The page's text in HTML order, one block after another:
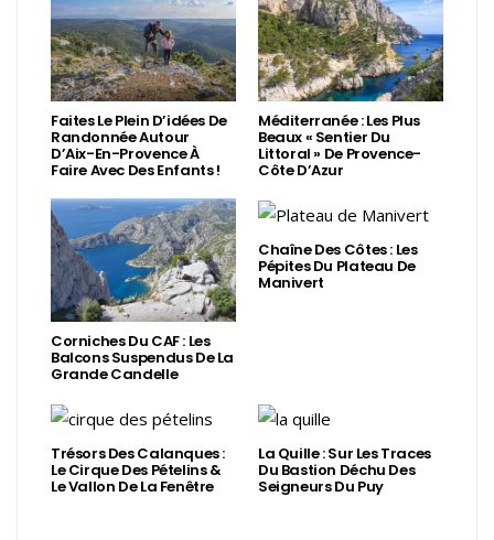
Faites Le Plein D’idées De
Randonnée Autour
D’Aix-En-Provence À
Faire Avec Des Enfants !
Méditerranée : Les Plus
Beaux « Sentier Du
Littoral » De Provence-
Côte D’Azur
Corniches Du CAF : Les
Balcons Suspendus De La
Grande Candelle
Chaîne Des Côtes : Les
Pépites Du Plateau De
Manivert
Trésors Des Calanques :
Le Cirque Des Pételins &
Le Vallon De La Fenêtre
La Quille : Sur Les Traces
Du Bastion Déchu Des
Seigneurs Du Puy